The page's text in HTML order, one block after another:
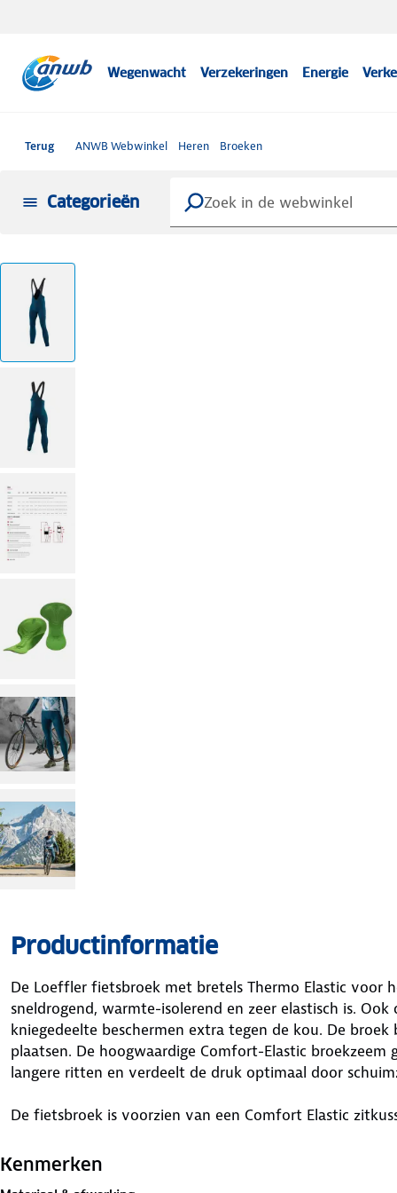
Wegenwacht Verzekeringen Energie
Terug ANWB Webwinkel Heren Broeken
Categorieën
Productinformatie
De Loeffler fietsbroek met bretels Thermo Elastic voor
sneldrogend, warmte-isolerend en zeer elastisch is.
kniegedeelte beschermen extra tegen de kou. De
plaatsen. De hoogwaardige Comfort-Elastic
langere ritten en verdeelt de druk optimaal door
De fietsbroek is voorzien van een Comfort Elastic
hoge dichtheid van 80 kg/m3). De zeem is elastisch en
Kenmerken